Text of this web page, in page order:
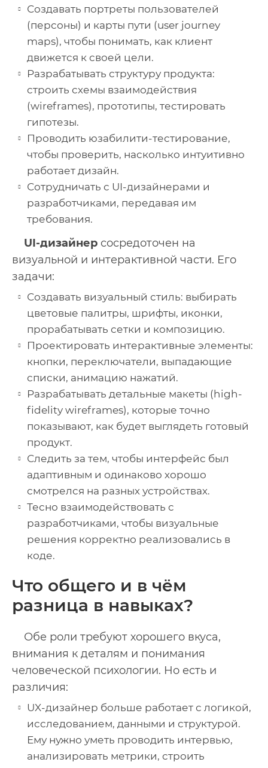
Создавать портреты пользователей
(персоны) и карты пути (user journey
maps), чтобы понимать, как клиент
движется к своей цели.
Разрабатывать структуру продукта:
строить схемы взаимодействия
(wireframes), прототипы, тестировать
гипотезы.
Проводить юзабилити-тестирование,
чтобы проверить, насколько интуитивно
работает дизайн.
Сотрудничать с UI-дизайнерами и
разработчиками, передавая им
требования.
UI-дизайнер сосредоточен на
визуальной и интерактивной части. Его
задачи:
Создавать визуальный стиль: выбирать
цветовые палитры, шрифты, иконки,
прорабатывать сетки и композицию.
Проектировать интерактивные элементы:
кнопки, переключатели, выпадающие
списки, анимацию нажатий.
Разрабатывать детальные макеты (high-
fidelity wireframes), которые точно
показывают, как будет выглядеть готовый
продукт.
Следить за тем, чтобы интерфейс был
адаптивным и одинаково хорошо
смотрелся на разных устройствах.
Тесно взаимодействовать с
разработчиками, чтобы визуальные
решения корректно реализовались в
коде.
Что общего и в чём
разница в навыках?
Обе роли требуют хорошего вкуса,
внимания к деталям и понимания
человеческой психологии. Но есть и
различия:
UX-дизайнер больше работает с логикой,
исследованием, данными и структурой.
Ему нужно уметь проводить интервью,
анализировать метрики, строить